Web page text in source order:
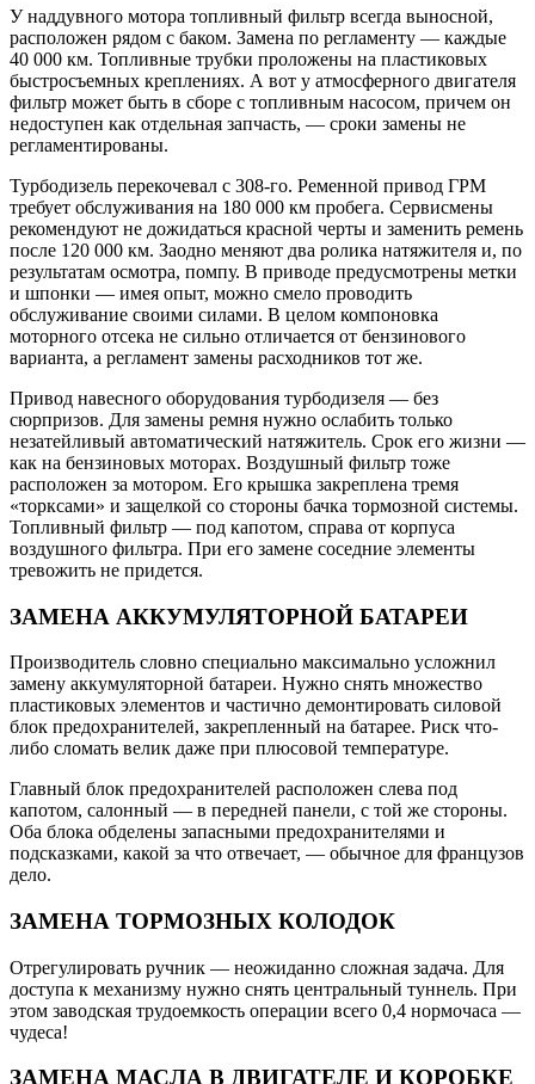
У наддувного мотора топливный фильтр всегда выносной,
расположен рядом с баком. Замена по регламенту — каждые
40 000 км. Топливные трубки проложены на пластиковых
быстросъемных креплениях. А вот у атмосферного двигателя
фильтр может быть в сборе с топливным насосом, причем он
недоступен как отдельная запчасть, — сроки замены не
регламентированы.
Турбодизель перекочевал с 308-го. Ременной привод ГРМ
требует обслуживания на 180 000 км пробега. Сервисмены
рекомендуют не дожидаться красной черты и заменить ремень
после 120 000 км. Заодно меняют два ролика натяжителя и, по
результатам осмотра, помпу. В приводе предусмотрены метки
и шпонки — имея опыт, можно смело проводить
обслуживание своими силами. В целом компоновка
моторного отсека не сильно отличается от бензинового
варианта, а регламент замены расходников тот же.
Привод навесного оборудования турбодизеля — без
сюрпризов. Для замены ремня нужно ослабить только
незатейливый автоматический натяжитель. Срок его жизни —
как на бензиновых моторах. Воздушный фильтр тоже
расположен за мотором. Его крышка закреплена тремя
«торксами» и защелкой со стороны бачка тормозной системы.
Топливный фильтр — под капотом, справа от корпуса
воздушного фильтра. При его замене соседние элементы
тревожить не придется.
ЗАМЕНА АККУМУЛЯТОРНОЙ БАТАРЕИ
Производитель словно специально максимально усложнил
замену аккумуляторной батареи. Нужно снять множество
пластиковых элементов и частично демонтировать силовой
блок предохранителей, закрепленный на батарее. Риск что-
либо сломать велик даже при плюсовой температуре.
Главный блок предохранителей расположен слева под
капотом, салонный — в передней панели, с той же стороны.
Оба блока обделены запасными предохранителями и
подсказками, какой за что отвечает, — обычное для французов
дело.
ЗАМЕНА ТОРМОЗНЫХ КОЛОДОК
Отрегулировать ручник — неожиданно сложная задача. Для
доступа к механизму нужно снять центральный туннель. При
этом заводская трудоемкость операции всего 0,4 нормочаса —
чудеса!
ЗАМЕНА МАСЛА В ДВИГАТЕЛЕ И КОРОБКЕ